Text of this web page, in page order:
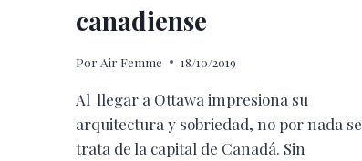
canadiense
Por Air Femme 18/10/2019
Al llegar a Ottawa impresiona su
arquitectura y sobriedad, no por nada se
trata de la capital de Canadá. Sin